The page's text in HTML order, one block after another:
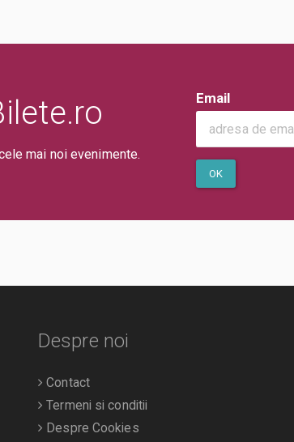
mai noi evenimente.
Email
OK
Despre noi
Contact
Termeni si conditii
Despre Cookies